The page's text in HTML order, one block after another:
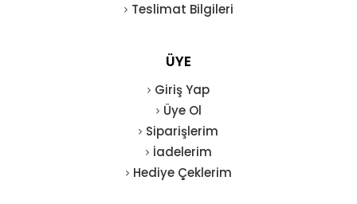
Teslimat Bilgileri
ÜYE
Giriş Yap
Üye Ol
Siparişlerim
İadelerim
Hediye Çeklerim